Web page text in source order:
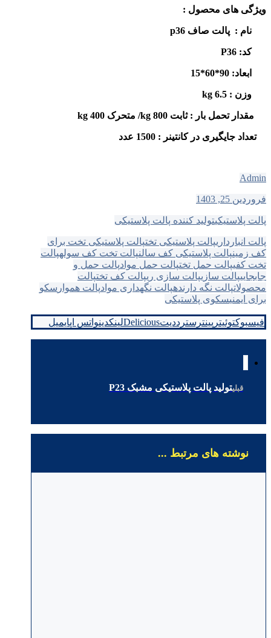
ویژگی های محصول :
نام : پالت صاف p36
کد: P36
ابعاد: 90*60*15
وزن :
6.5 kg
مقدار تحمل بار : ثابت kg 800 / متحرک 400 kg
تعداد جایگیری در کانتینر : 1500 عدد
Admin
فروردین 25, 1403
پالت پلاستیکیتولید کننده پالت پلاستیکی
پالت انبارداریپالت پلاستیکی تختپالت پلاستیکی تخت برای
کف زمینپالت پلاستیکی کف سالنپالت تخت کف سولهپالت
تخت کفیپالت حمل تختپالت حمل موادپالت حمل و
جابجاییپالت سازیپالت سازی ریپالت کف تختپالت
محصولاتپالت نگه دارندهپالت نگهداری موادپالت هموار سکو
برای ایمنیسکوی پلاستیکی
فیسبوکتوئیتر پینترسترددیتDeliciousلینکدینواتس اپایمیل
قبلیتولید پالت پلاستیکی مشبک P23
نوشته های مرتبط ...